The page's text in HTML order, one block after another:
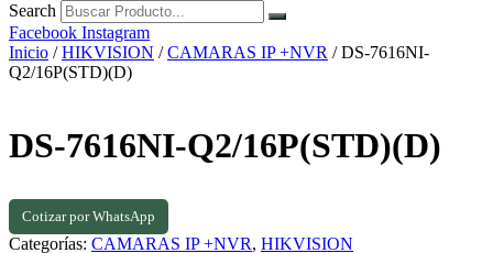
Search
Facebook Instagram
Inicio /HIKVISION /CAMARAS IP +NVR / DS-7616NI-
Q2/16P(STD)(D)
DS-7616NI-Q2/16P(STD)(D)
Cotizar por WhatsApp
Categorías: CAMARAS IP +NVR, HIKVISION